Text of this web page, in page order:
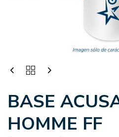
BASE
HOMME FF